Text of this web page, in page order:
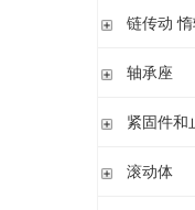
外球面轴
链传动
链传动
轴承座
立式轴承座
立式轴承座S30,
紧固件和
紧定套
滚动体